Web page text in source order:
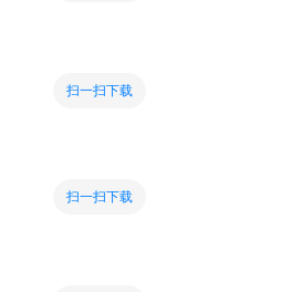
扫一扫下载
扫一扫下载